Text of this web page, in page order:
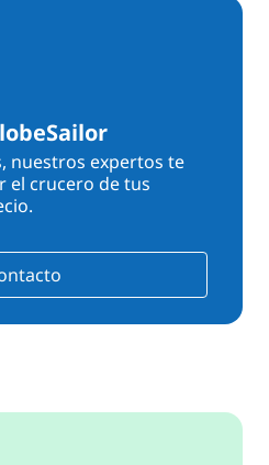
nuestros expertos te
el crucero de tus